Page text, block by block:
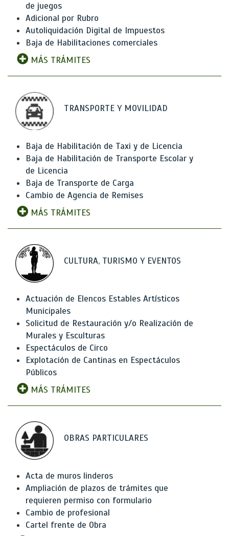
de juegos
Adicional por Rubro
Autoliquidación Digital de Impuestos
Baja de Habilitaciones comerciales
MÁS TRÁMITES
TRANSPORTE Y MOVILIDAD
Baja de Habilitación de Taxi y de Licencia
Baja de Habilitación de Transporte Escolar y
de Licencia
Baja de Transporte de Carga
Cambio de Agencia de Remises
MÁS TRÁMITES
CULTURA, TURISMO Y EVENTOS
Actuación de Elencos Estables Artísticos
Municipales
Solicitud de Restauración y/o Realización de
Murales y Esculturas
Espectáculos de Circo
Explotación de Cantinas en Espectáculos
Públicos
MÁS TRÁMITES
OBRAS PARTICULARES
Acta de muros linderos
Ampliación de plazos de trámites que
requieren permiso con formulario
Cambio de profesional
Cartel frente de Obra